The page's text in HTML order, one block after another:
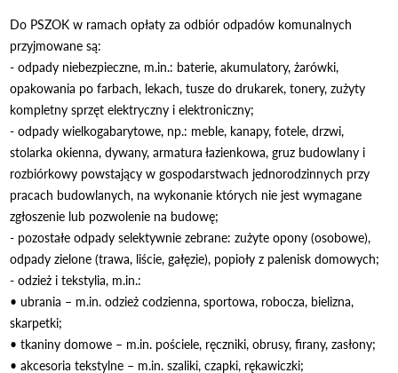
Do PSZOK w ramach opłaty za odbiór odpadów komunalnych
przyjmowane są:
- odpady niebezpieczne, m.in.: baterie, akumulatory, żarówki,
opakowania po farbach, lekach, tusze do drukarek, tonery, zużyty
kompletny sprzęt elektryczny i elektroniczny;
- odpady wielkogabarytowe, np.: meble, kanapy, fotele, drzwi,
stolarka okienna, dywany, armatura łazienkowa, gruz budowlany i
rozbiórkowy powstający w gospodarstwach jednorodzinnych przy
pracach budowlanych, na wykonanie których nie jest wymagane
zgłoszenie lub pozwolenie na budowę;
- pozostałe odpady selektywnie zebrane: zużyte opony (osobowe),
odpady zielone (trawa, liście, gałęzie), popioły z palenisk domowych;
- odzież i tekstylia, m.in.:
• ubrania – m.in. odzież codzienna, sportowa, robocza, bielizna,
skarpetki;
• tkaniny domowe – m.in. pościele, ręczniki, obrusy, firany, zasłony;
• akcesoria tekstylne – m.in. szaliki, czapki, rękawiczki;